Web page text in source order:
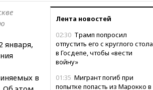
Лента новостей
02:30 Трамп попросил
отпустить его с круглого стола
в Госдепе, чтобы «вести
войну»
01:35 Мигрант погиб при
попытке попасть из Марокко в
января,
в